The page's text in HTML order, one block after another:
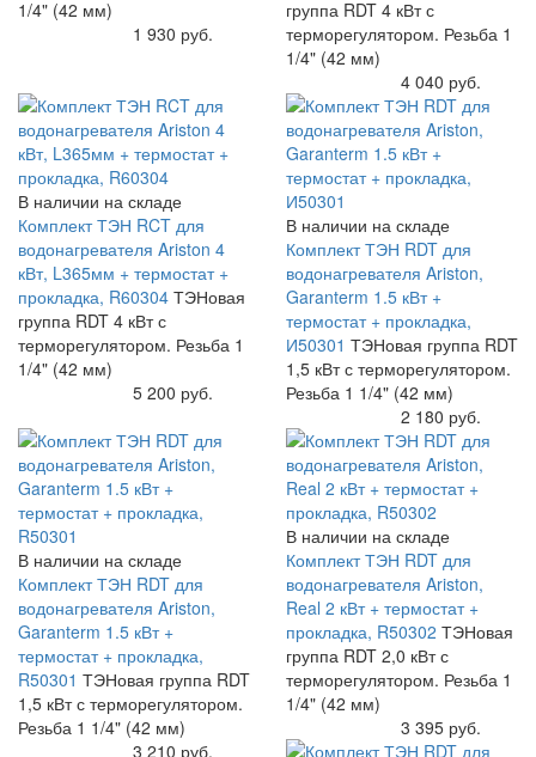
1/4" (42 мм)
1 930 руб.
группа RDT 4 кВт с
терморегулятором. Резьба 1
1/4" (42 мм)
4 040 руб.
В наличии на складе
Комплект ТЭН RCT для
водонагревателя Ariston 4
кВт, L365мм + термостат +
прокладка, R60304 ТЭНовая
группа RDT 4 кВт с
терморегулятором. Резьба 1
1/4" (42 мм)
5 200 руб.
В наличии на складе
Комплект ТЭН RDT для
водонагревателя Ariston,
Garanterm 1.5 кВт +
термостат + прокладка,
И50301 ТЭНовая группа RDT
1,5 кВт с терморегулятором.
Резьба 1 1/4" (42 мм)
2 180 руб.
В наличии на складе
Комплект ТЭН RDT для
водонагревателя Ariston,
Garanterm 1.5 кВт +
термостат + прокладка,
R50301 ТЭНовая группа RDT
1,5 кВт с терморегулятором.
Резьба 1 1/4" (42 мм)
3 210 руб.
В наличии на складе
Комплект ТЭН RDT для
водонагревателя Ariston,
Real 2 кВт + термостат +
прокладка, R50302 ТЭНовая
группа RDT 2,0 кВт с
терморегулятором. Резьба 1
1/4" (42 мм)
3 395 руб.